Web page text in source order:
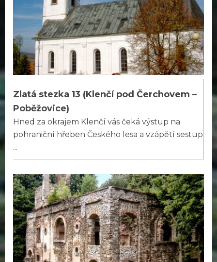
Zlatá stezka 13 (Klenčí pod Čerchovem –
Poběžovice)
Hned za okrajem Klenčí vás čeká výstup na
pohraniční hřeben Českého lesa a vzápětí sestup
...